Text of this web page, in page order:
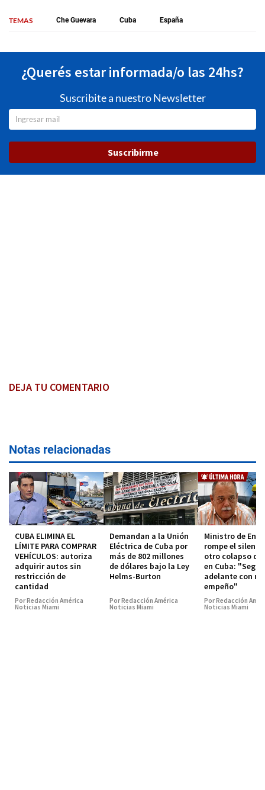
TEMAS Che Guevara Cuba España
¿Querés estar informada/o las 24hs?
Suscribite a nuestro Newsletter
Suscribirme
DEJA TU COMENTARIO
Notas relacionadas
CUBA ELIMINA EL
LÍMITE PARA COMPRAR
VEHÍCULOS: autoriza
adquirir autos sin
restricción de
cantidad
Por Redacción América
Noticias Miami
Demandan a la Unión
Eléctrica de Cuba por
más de 802 millones
de dólares bajo la Ley
Helms-Burton
Por Redacción América
Noticias Miami
Ministro de
rompe el
otro colapso del
en Cuba:
adelante con
empeño"
Por Redacción
Noticias Miami